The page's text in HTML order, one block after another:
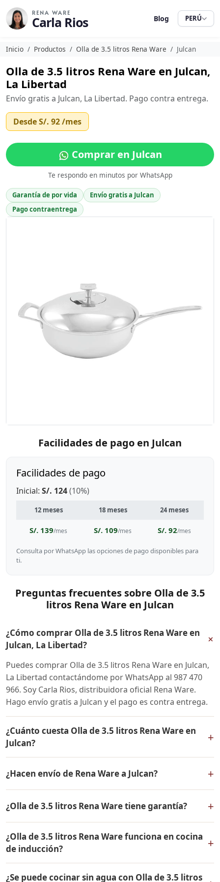
RENA WARE
Carla Rios Blog PERÚ
Inicio Productos Olla de 3.5 litros Rena Ware Julcan
Olla de 3.5 litros Rena Ware en Julcan,
La Libertad
Envío gratis a Julcan, La Libertad. Pago contra entrega.
DesdeS/. 92/mes
Comprar en Julcan
Te respondo en minutos por WhatsApp
Garantía de por vida
Envío gratis a Julcan
Pago contraentrega
Facilidades de pago en Julcan
Facilidades de pago
Inicial: S/. 124(10%)
12 meses 18 meses 24 meses
S/. 139/mes S/. 109/mes S/. 92/mes
Consulta por WhatsApp las opciones de pago disponibles para
ti.
Preguntas frecuentes sobre Olla de 3.5
litros Rena Ware en Julcan
¿Cómo comprar Olla de 3.5 litros Rena Ware en
Julcan, La Libertad?
+
Puedes comprar Olla de 3.5 litros Rena Ware en Julcan,
La Libertad contactándome por WhatsApp al 987 470
966. Soy Carla Rios, distribuidora oficial Rena Ware.
Hago envío gratis a Julcan y el pago es contra entrega.
¿Cuánto cuesta Olla de 3.5 litros Rena Ware en
Julcan?
+
todo el Perú. Contáctame por WhatsApp para conocer
el precio actual, promociones disponibles y facilidades
de pago en cuotas desde el 10% de inicial.
¿Hacen envío de Rena Ware a Julcan? +
a Julcan, La Libertad y a todo el Perú. El pago es contra
entrega.
¿Olla de 3.5 litros Rena Ware tiene garantía? +
vida contra defectos de fabricación. Todos los
productos Rena Ware están fabricados en acero
inoxidable quirúrgico 18/10 de la más alta calidad.
¿Olla de 3.5 litros Rena Ware funciona en cocina
de inducción?
+
¿Se puede cocinar sin agua con Olla de 3.5 litros